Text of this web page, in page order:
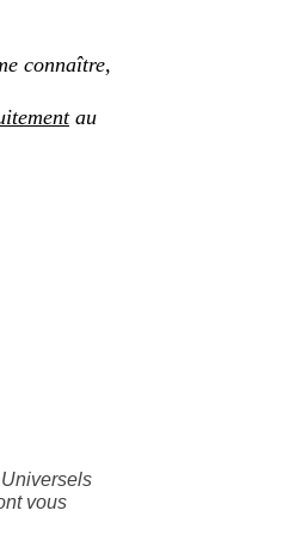
connaître,
au
vous